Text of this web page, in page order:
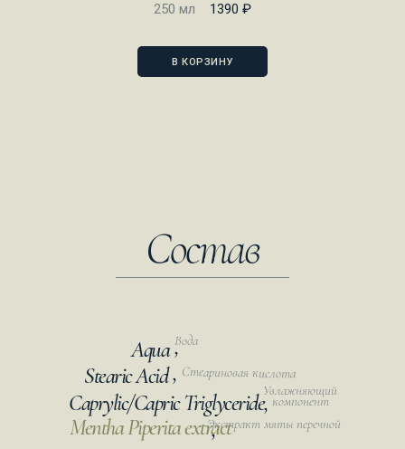
В КОРЗИНУ
250 мл 1390 ₽
Состав
Вода
Стеариновая кислота
Увлажняющий
компонент
Экстракт мяты перечной
,
,
,
Aqua
Stearic Acid
Caprylic/Capric Triglyceride,
Mentha Piperita extract